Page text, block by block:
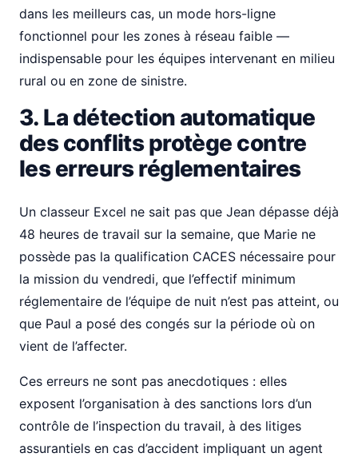
dans les meilleurs cas, un mode hors-ligne
fonctionnel pour les zones à réseau faible —
indispensable pour les équipes intervenant en milieu
rural ou en zone de sinistre.
3. La détection automatique
des conflits protège contre
les erreurs réglementaires
Un classeur Excel ne sait pas que Jean dépasse déjà
48 heures de travail sur la semaine, que Marie ne
possède pas la qualification CACES nécessaire pour
la mission du vendredi, que l’effectif minimum
réglementaire de l’équipe de nuit n’est pas atteint, ou
que Paul a posé des congés sur la période où on
vient de l’affecter.
Ces erreurs ne sont pas anecdotiques : elles
exposent l’organisation à des sanctions lors d’un
contrôle de l’inspection du travail, à des litiges
assurantiels en cas d’accident impliquant un agent